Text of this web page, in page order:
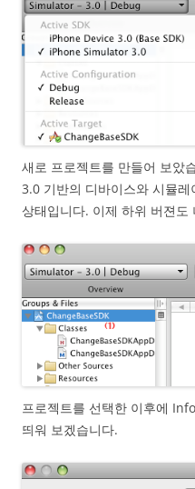
새로 프로젝트를 만들어 보았
3.0 기반의 디바이스와 시뮬
상태입니다. 이제 하위 버젼도
프로젝트를 선택한 이후에
띄워 보겠습니다.